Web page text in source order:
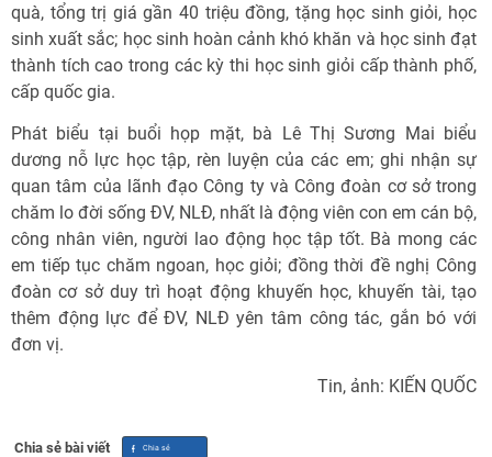
quà, tổng trị giá gần 40 triệu đồng, tặng học sinh giỏi, học
sinh xuất sắc; học sinh hoàn cảnh khó khăn và học sinh đạt
thành tích cao trong các kỳ thi học sinh giỏi cấp thành phố,
cấp quốc gia.
Phát biểu tại buổi họp mặt, bà Lê Thị Sương Mai biểu
dương nỗ lực học tập, rèn luyện của các em; ghi nhận sự
quan tâm của lãnh đạo Công ty và Công đoàn cơ sở trong
chăm lo đời sống ĐV, NLĐ, nhất là động viên con em cán bộ,
công nhân viên, người lao động học tập tốt. Bà mong các
em tiếp tục chăm ngoan, học giỏi; đồng thời đề nghị Công
đoàn cơ sở duy trì hoạt động khuyến học, khuyến tài, tạo
thêm động lực để ĐV, NLĐ yên tâm công tác, gắn bó với
đơn vị.
Tin, ảnh: KIẾN QUỐC
Chia sẻ bài viết